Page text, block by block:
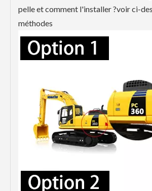
pelle et comment l'installer ?voir ci-
méthodes